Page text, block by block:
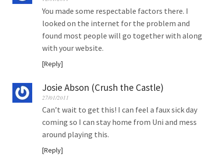
You made some respectable factors there. I
looked on the internet for the problem and
found most people will go together with along
with your website.
Reply
Josie Abson (Crush the Castle)
27/01/2011
Can’t wait to get this! I can feel a faux sick day
coming so I can stay home from Uni and mess
around playing this.
Reply